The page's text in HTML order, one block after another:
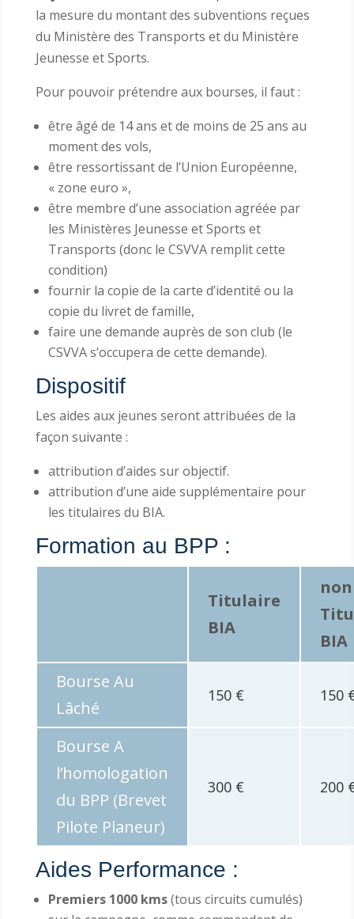
la mesure du montant des subventions reçues
du Ministère des Transports et du Ministère
Jeunesse et Sports.
Pour pouvoir prétendre aux bourses, il faut :
être âgé de 14 ans et de moins de 25 ans au
moment des vols,
être ressortissant de l’Union Européenne,
« zone euro »,
être membre d’une association agréée par
les Ministères Jeunesse et Sports et
Transports (donc le CSVVA remplit cette
condition)
fournir la copie de la carte d’identité ou la
copie du livret de famille,
faire une demande auprès de son club (le
CSVVA s’occupera de cette demande).
Dispositif
Les aides aux jeunes seront attribuées de la
façon suivante :
attribution d’aides sur objectif.
attribution d’une aide supplémentaire pour
les titulaires du BIA.
Formation au BPP :
Titulaire
BIA
non
BIA
Bourse Au
Lâché
150 € 150
Bourse A
l’homologation
du BPP (Brevet
Pilote Planeur)
300 € 200
Aides Performance :
Premiers 1000 kms(tous circuits cumulés)